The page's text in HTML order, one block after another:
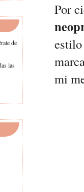
Por
mi
de
las